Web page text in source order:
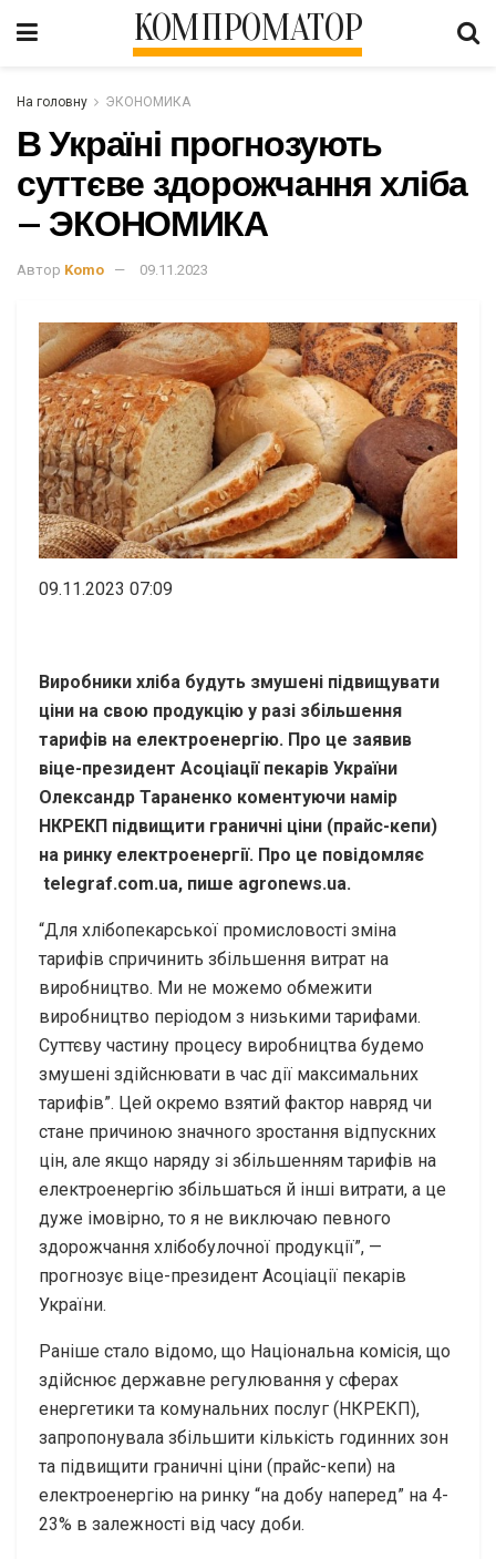
КОМПРОМАТОР
На головну ЭКОНОМИКА
В Україні прогнозують
суттєве здорожчання хліба
– ЭКОНОМИКА
Автор Komo 09.11.2023
09.11.2023 07:09
Виробники хліба будуть змушені підвищувати
ціни на свою продукцію у разі збільшення
тарифів на електроенергію. Про це заявив
віце-президент Асоціації пекарів України
Олександр Тараненко коментуючи намір
НКРЕКП підвищити граничні ціни (прайс-кепи)
на ринку електроенергії. Про це повідомляє
telegraf.com.ua, пише agronews.ua.
“Для хлібопекарської промисловості зміна
тарифів спричинить збільшення витрат на
виробництво. Ми не можемо обмежити
виробництво періодом з низькими тарифами.
Суттєву частину процесу виробництва будемо
змушені здійснювати в час дії максимальних
тарифів”. Цей окремо взятий фактор навряд чи
стане причиною значного зростання відпускних
цін, але якщо наряду зі збільшенням тарифів на
електроенергію збільшаться й інші витрати, а це
дуже імовірно, то я не виключаю певного
здорожчання хлібобулочної продукції”, —
прогнозує віце-президент Асоціації пекарів
України.
Раніше стало відомо, що Національна комісія, що
здійснює державне регулювання у сферах
енергетики та комунальних послуг (НКРЕКП),
запропонувала збільшити кількість годинних зон
та підвищити граничні ціни (прайс-кепи) на
електроенергію на ринку “на добу наперед” на 4-
23% в залежності від часу доби.